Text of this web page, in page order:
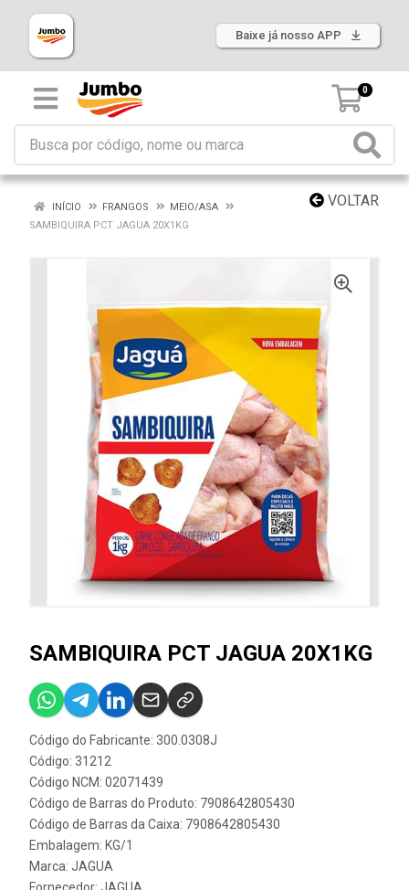
Baixe já nosso APP
0
VOLTAR
INÍCIO FRANGOS
MEIO/ASA
SAMBIQUIRA PCT JAGUA 20X1KG
SAMBIQUIRA PCT JAGUA 20X1KG
Código do Fabricante: 300.0308J
Código: 31212
Código NCM: 02071439
Código de Barras do Produto: 7908642805430
Código de Barras da Caixa: 7908642805430
Embalagem: KG/1
Marca: JAGUA